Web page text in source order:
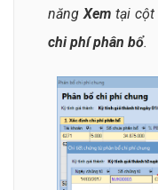
năng Xem tại cột
chi phí phân bổ.